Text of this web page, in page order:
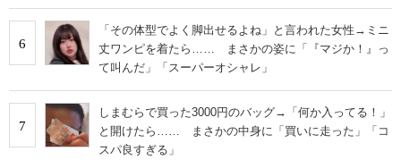
6
「その体型でよく脚出せるよね」と言われた女性→ミニ
丈ワンピを着たら…… まさかの姿に「『マジか！』っ
て叫んだ」「スーパーオシャレ」
7
しまむらで買った3000円のバッグ→「何か入ってる！」
と開けたら…… まさかの中身に「買いに走った」「コ
スパ良すぎる」